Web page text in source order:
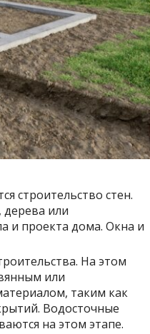
строительство стен.
дерева или
и проекта дома. Окна и
На этом
или
таким как
Водосточные
на этом этапе.